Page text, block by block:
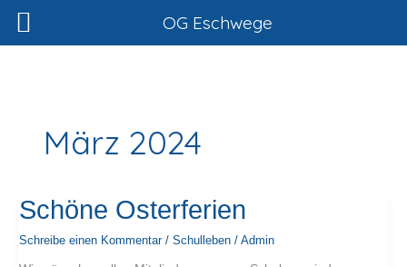
Inhalt
springen
März 2024
Schöne Osterferien
Schreibe einen Kommentar /Schulleben /Admin
Schöne
Osterferien
OG Eschwege